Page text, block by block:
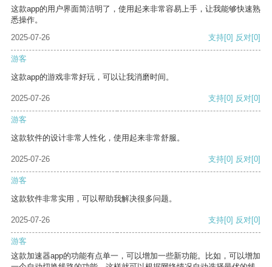
这款app的用户界面简洁明了，使用起来非常容易上手，让我能够快速熟
悉操作。
2025-07-26
支持[0] 反对[0]
游客
这款app的游戏非常好玩，可以让我消磨时间。
2025-07-26 支持[0] 反对[0]
游客
这款软件的设计非常人性化，使用起来非常舒服。
2025-07-26 支持[0] 反对[0]
游客
这款软件非常实用，可以帮助我解决很多问题。
2025-07-26 支持[0] 反对[0]
游客
这款加速器app的功能有点单一，可以增加一些新功能。比如，可以增加